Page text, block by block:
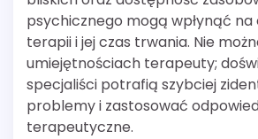
psychicznego mogą wpłynąć
terapii i jej czas trwania. Nie
umiejętnościach terapeuty;
specjaliści potrafią szybciej
problemy i zastosować
terapeutyczne.